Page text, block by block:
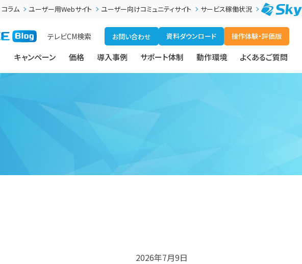
テレビCM検索 お問い合わせ 資料ダウンロード 操作体験・評価版
キャンペーン 価格 導入事例 サポート体制 動作環境 よくあるご質問
コラム ユーザー用Webサイト ユーザー向けコミュニティサイト サービス稼働状況
2026年7月9日